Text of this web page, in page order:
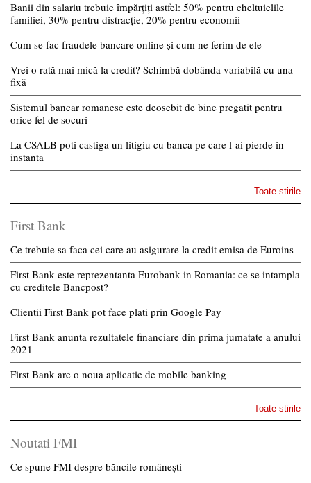
Banii din salariu trebuie împărțiți astfel: 50% pentru cheltuielile
familiei, 30% pentru distracție, 20% pentru economii
Cum se fac fraudele bancare online și cum ne ferim de ele
Vrei o rată mai mică la credit? Schimbă dobânda variabilă cu una
fixă
Sistemul bancar romanesc este deosebit de bine pregatit pentru
orice fel de socuri
La CSALB poti castiga un litigiu cu banca pe care l-ai pierde in
instanta
Toate stirile
First Bank
Ce trebuie sa faca cei care au asigurare la credit emisa de Euroins
First Bank este reprezentanta Eurobank in Romania: ce se intampla
cu creditele Bancpost?
Clientii First Bank pot face plati prin Google Pay
First Bank anunta rezultatele financiare din prima jumatate a anului
2021
First Bank are o noua aplicatie de mobile banking
Toate stirile
Noutati FMI
Ce spune FMI despre băncile românești